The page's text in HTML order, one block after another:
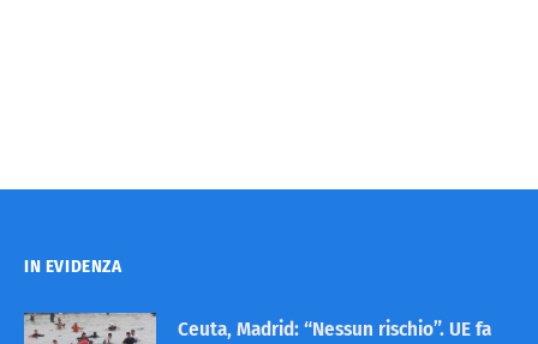
IN EVIDENZA
Ceuta, Madrid: “Nessun rischio”. UE fa